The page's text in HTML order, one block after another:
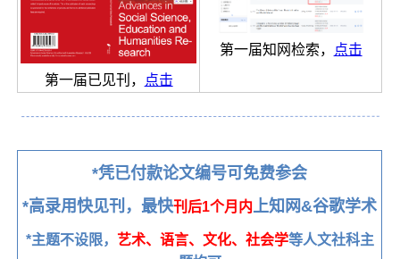
第一届已见刊， 点击
第一届知网检索， 点击
*凭已付款论文编号可免费参会
*高录用快见刊，最快刊后1个月内上知网&谷歌学术
*主题不设限， 艺术、语言、文化、社会学等人文社科主